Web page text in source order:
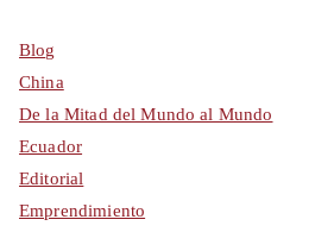
Blog
China
De la Mitad del Mundo al Mundo
Ecuador
Editorial
Emprendimiento